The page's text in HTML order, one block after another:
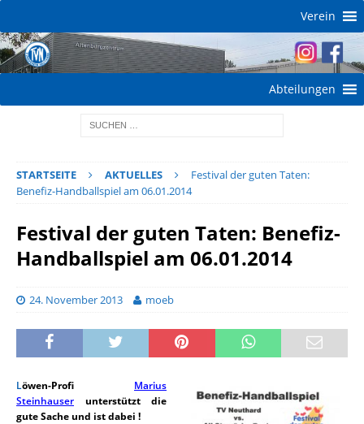
Verein
Abteilungen
STARTSEITE AKTUELLES
Festival der guten Taten:
Benefiz-Handballspiel am 06.01.2014
Festival der guten Taten: Benefiz-
Handballspiel am 06.01.2014
24. November 2013 moeb
Löwen-Profi Marius
Steinhauser unterstützt die
gute Sache und ist dabei !